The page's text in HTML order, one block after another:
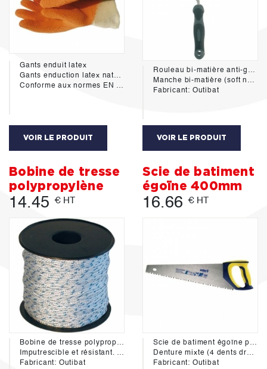
Gants enduit latex
Gants enduction latex naturel sur poly coton tricoté total 240 mm, idéal pour objets abrasifs et glissants très résistants contre les déchirures et les perforations.
Conforme aux normes EN 388.
VOIR LE PRODUIT
Rouleau bi-matière anti-goutte murs/plafonds 180x48mm
Manche bi-matière (soft noir/polypro gris). Garnissage en polyamide tissé AG rayé jaune. Longueur des fibres 12 mm.
Fabricant: Outibat
VOIR LE PRODUIT
Bobine de tresse
polypropylène
14.45 € HT
Bobine de tresse polypropylène
Imputrescible et résistant. Longueur 100 mètres.
Fabricant: Outibat
Scie de batiment
égoïne 400mm
16.66 € HT
Scie de batiment égoïne pour plaques de plâtre et panneaux agglomérés.
Denture mixte (4 dents droites, 1 dent rabotante). Poignée bi-matère.
Fabricant: Outibat